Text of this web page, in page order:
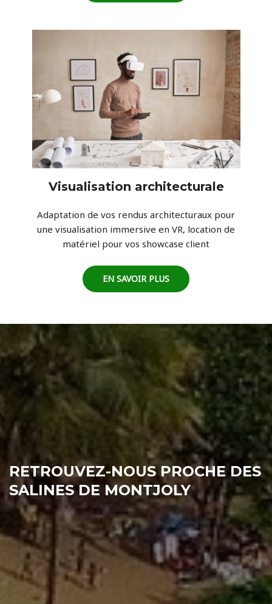
Visualisation architecturale
Adaptation de vos rendus architecturaux pour
une visualisation immersive en VR, location de
matériel pour vos showcase client
EN SAVOIR PLUS
RETROUVEZ-NOUS PROCHE DES
SALINES DE MONTJOLY